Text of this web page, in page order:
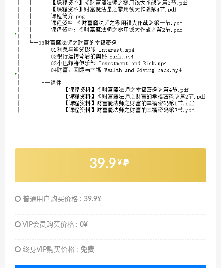
39.9 ¥
普通用户购买价格 : 39.9¥
VIP会员购买价格 : 0¥
终身VIP购买价格 : 免费